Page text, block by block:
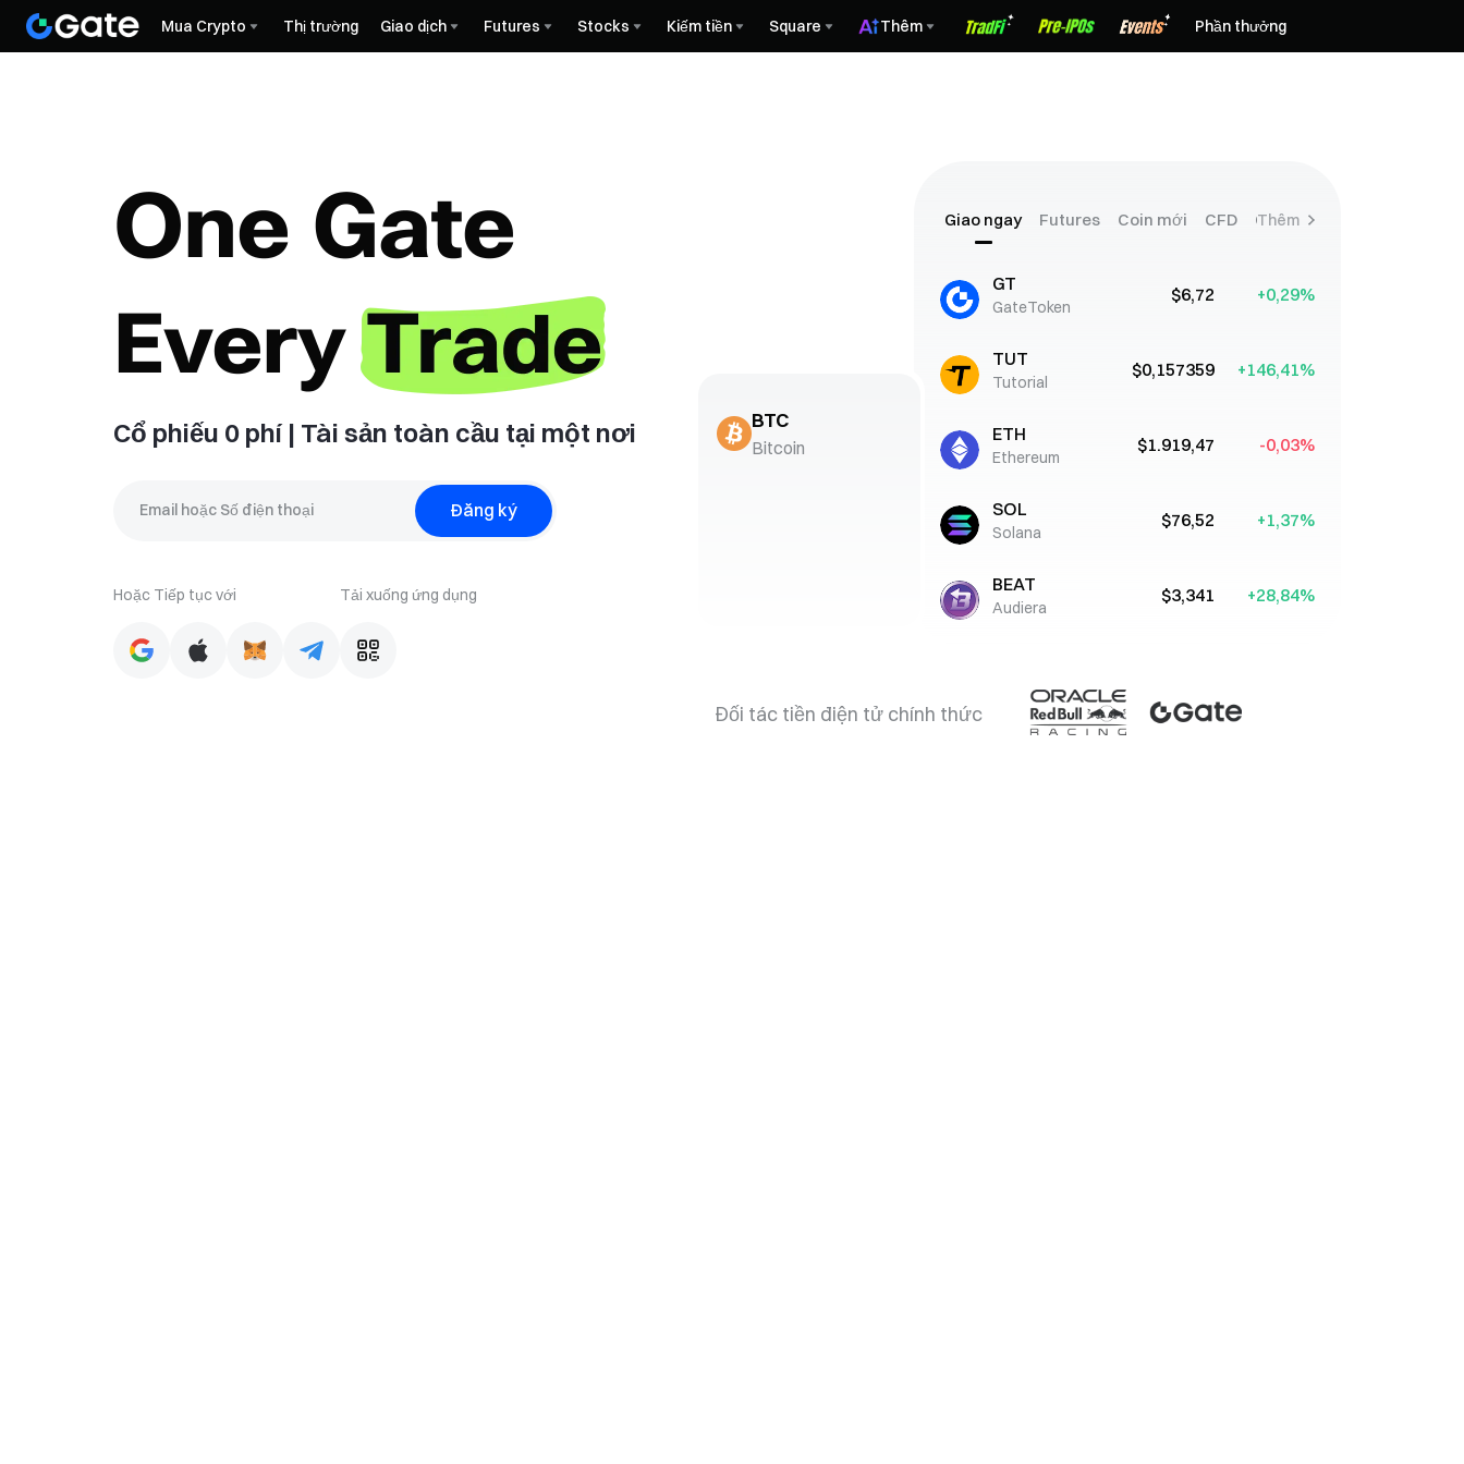
Mua Crypto Thị trường Giao dịch Futures Stocks Kiếm tiền Square Thêm Phần thưởng
Cổ phiếu 0 phí | Tài sản toàn cầu tại một nơi
Đăng ký
Hoặc Tiếp tục với Tải xuống ứng dụng
BTC
Bitcoin
Giao ngay Futures Coin mới CFD Cổ phiếu
Thêm
GT
GateToken
$6,72 +0,29%
TUT
Tutorial
$0,157359 +146,41%
ETH
Ethereum
$1.919,47 -0,03%
SOL
Solana
$76,52 +1,37%
BEAT
Audiera
$3,341 +28,84%
Đối tác tiền điện tử chính thức